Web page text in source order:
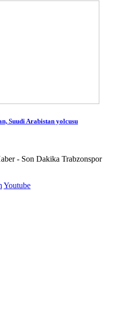
Suudi Arabistan yolcusu
- Son Dakika Trabzonspor
Youtube